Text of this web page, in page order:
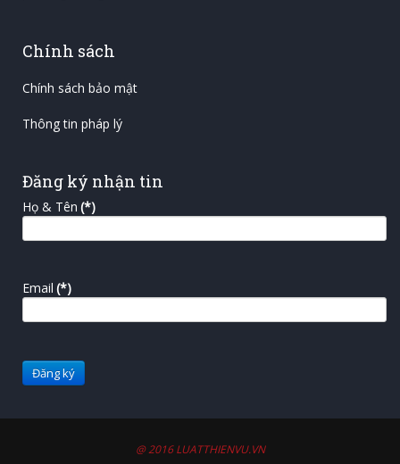
Chính sách
Chính sách bảo mật
Thông tin pháp lý
Đăng ký nhận tin
Họ & Tên (*)
Email (*)
@ 2016 LUATTHIENVU.VN